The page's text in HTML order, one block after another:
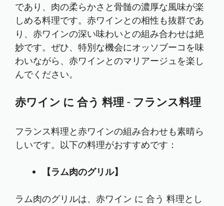
であり、肉の柔らかさと骨髄の濃厚な風味が楽
しめる料理です。赤ワインとの相性も抜群であ
り、赤ワインの深い味わいとの組み合わせは絶
妙です。ぜひ、特別な機会にオッソブーコを味
わいながら、赤ワインとのマリアージュを楽し
んでください。
赤ワイン に 合う 料理 - フランス料理
フランス料理と赤ワインの組み合わせも素晴ら
しいです。以下の料理がおすすめです：
【ラム肉のグリル】
ラム肉のグリルは、赤ワイン に 合う 料理とし